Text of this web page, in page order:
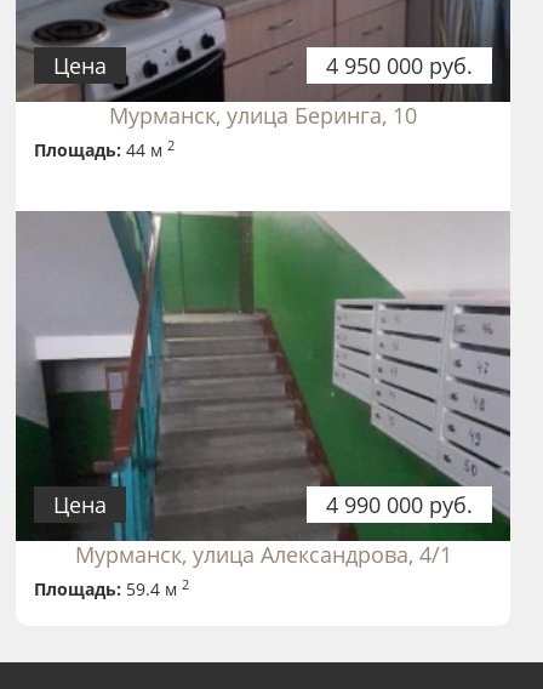
4 950 000 руб.
Цена
Мурманск, улица Беринга, 10
Площадь: 44 м2
4 990 000 руб.
Цена
Мурманск, улица Александрова, 4/1
Площадь: 59.4 м2